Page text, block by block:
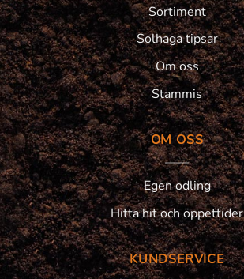
Sortiment
Solhaga tipsar
Om oss
Stammis
OM OSS
Egen odling
Hitta hit och öppettider
KUNDSERVICE